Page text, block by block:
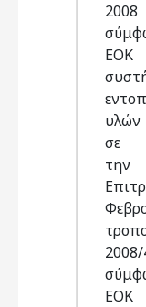
υλών
σε
την